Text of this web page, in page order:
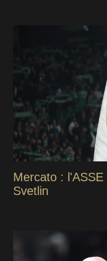
Mercato :
Svetlin